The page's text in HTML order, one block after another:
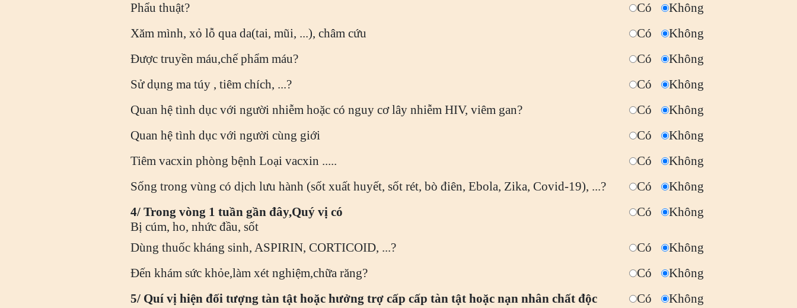
Phẩu thuật?
Có
Không
Xăm mình, xỏ lỗ qua da(tai, mũi, ...), châm cứu
Có
Không
Được truyền máu,chế phẩm máu?
Có
Không
Sử dụng ma túy , tiêm chích, ...?
Có
Không
Quan hệ tình dục với người nhiễm hoặc có nguy cơ lây nhiễm HIV, viêm gan?
Có
Không
Quan hệ tình dục với người cùng giới
Có
Không
Tiêm vacxin phòng bệnh Loại vacxin .....
Có
Không
Sống trong vùng có dịch lưu hành (sốt xuất huyết, sốt rét, bò điên, Ebola, Zika, Covid-19), ...?
Có
Không
4/ Trong vòng 1 tuần gần đây,Quý vị có
Bị cúm, ho, nhức đầu, sốt
Có Không
Dùng thuốc kháng sinh, ASPIRIN, CORTICOID, ...? Có
Không
Đến khám sức khỏe,làm xét nghiệm,chữa răng?
Có
Không
5/ Quí vị hiện đối tượng tàn tật hoặc hưởng trợ cấp cấp tàn tật hoặc nạn nhân chất độc
Có Không